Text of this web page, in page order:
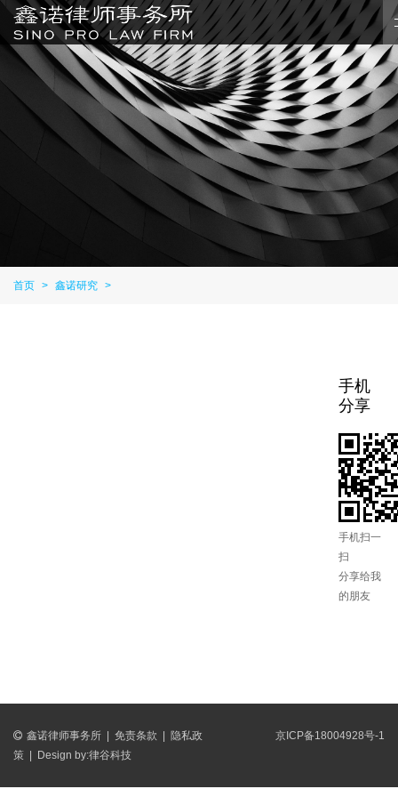
首页 > 鑫诺研究 >
手机
分享
手机扫一
扫
分享给我
的朋友
鑫诺律师事务所 免责条款
隐私政
策
Design by:律谷科技
京ICP备18004928号-1